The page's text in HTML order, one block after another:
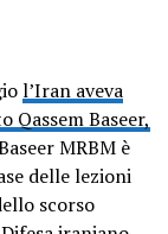
l’Iran aveva
Baseer,
MRBM è
delle lezioni
scorso